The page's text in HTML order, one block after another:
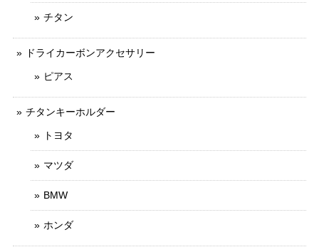
チタン
ドライカーボンアクセサリー
ピアス
チタンキーホルダー
トヨタ
マツダ
BMW
ホンダ